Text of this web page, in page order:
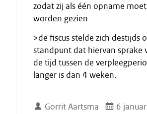
zodat zij als één opname
worden gezien
>de fiscus stelde zich destijds
standpunt dat hiervan sprake
de tijd tussen de
langer is dan 4 weken.
Gorrit Aartsma
6